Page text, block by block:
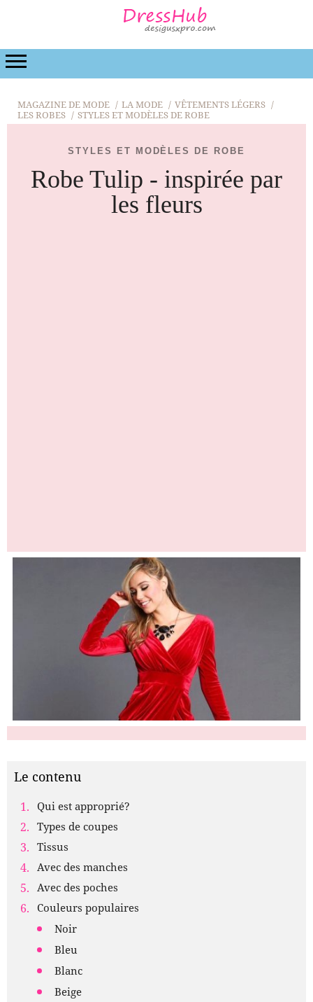
LA MODE
MAGAZINE DE MODE LA MODE
VÊTEMENTS LÉGERS
LES ROBES
STYLES ET MODÈLES DE ROBE
STYLES ET MODÈLES DE ROBE
Robe Tulip - inspirée par
les fleurs
Le contenu
Qui est approprié?
Types de coupes
Tissus
Avec des manches
Avec des poches
Couleurs populaires
Noir
Bleu
Blanc
Beige